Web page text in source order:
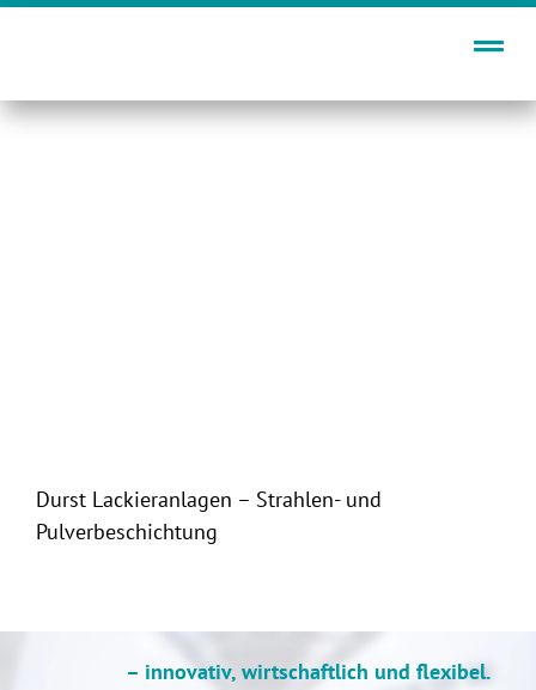
Zum
Durst Lackieranlagen – Strahlen- und
Pulverbeschichtung
– innovativ, wirtschaftlich und flexibel.